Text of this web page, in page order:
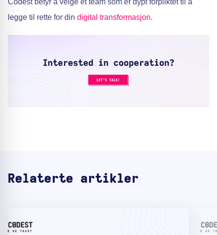
Codest betyr å velge et team som er dypt forpliktet til å
legge til rette for din digital transformasjon.
Relaterte artikler